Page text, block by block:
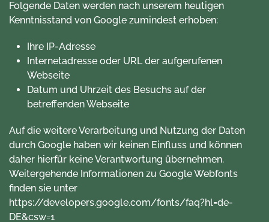
Folgende Daten werden nach unserem heutigen
Kenntnisstand von Google zumindest erhoben:
Ihre IP-Adresse
Internetadresse oder URL der aufgerufenen
Webseite
Datum und Uhrzeit des Besuchs auf der
betreffenden Webseite
Auf die weitere Verarbeitung und Nutzung der Daten
durch Google haben wir keinen Einfluss und können
daher hierfür keine Verantwortung übernehmen.
Weitergehende Informationen zu Google Webfonts
finden sie unter
https://developers.google.com/fonts/faq?hl=de-
DE&csw=1